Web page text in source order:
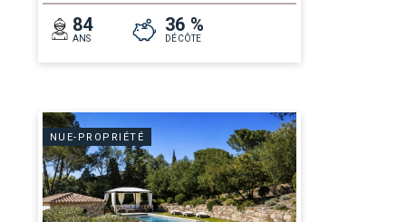
84
ANS
36 %
DÉCÔTE
NUE-PROPRIÉTÉ